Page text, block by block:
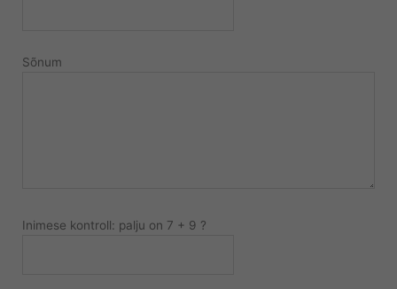
Sõnum
Inimese kontroll: palju on 7 + 9 ?